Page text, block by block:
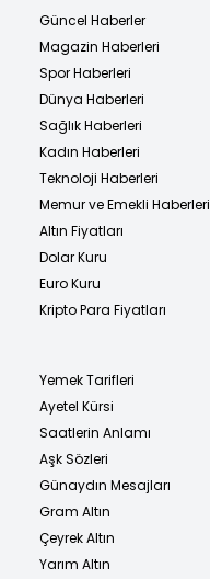
Güncel Haberler
Magazin Haberleri
Spor Haberleri
Dünya Haberleri
Sağlık Haberleri
Kadın Haberleri
Teknoloji Haberleri
Memur ve Emekli Haberleri
Altın Fiyatları
Dolar Kuru
Euro Kuru
Kripto Para Fiyatları
Yemek Tarifleri
Ayetel Kürsi
Saatlerin Anlamı
Aşk Sözleri
Günaydın Mesajları
Gram Altın
Çeyrek Altın
Yarım Altın